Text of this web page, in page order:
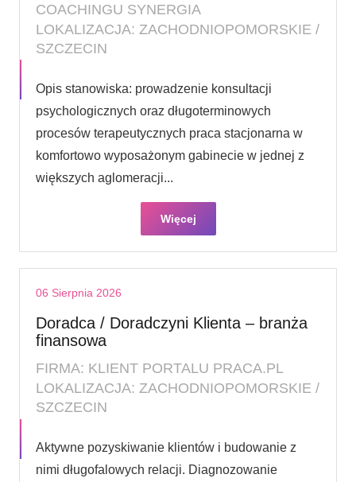
COACHINGU SYNERGIA
LOKALIZACJA: ZACHODNIOPOMORSKIE /
SZCZECIN
Opis stanowiska: prowadzenie konsultacji
psychologicznych oraz długoterminowych
procesów terapeutycznych praca stacjonarna w
komfortowo wyposażonym gabinecie w jednej z
większych aglomeracji...
Więcej
06 Sierpnia 2026
Doradca / Doradczyni Klienta – branża
finansowa
FIRMA: KLIENT PORTALU PRACA.PL
LOKALIZACJA: ZACHODNIOPOMORSKIE /
SZCZECIN
Aktywne pozyskiwanie klientów i budowanie z
nimi długofalowych relacji. Diagnozowanie